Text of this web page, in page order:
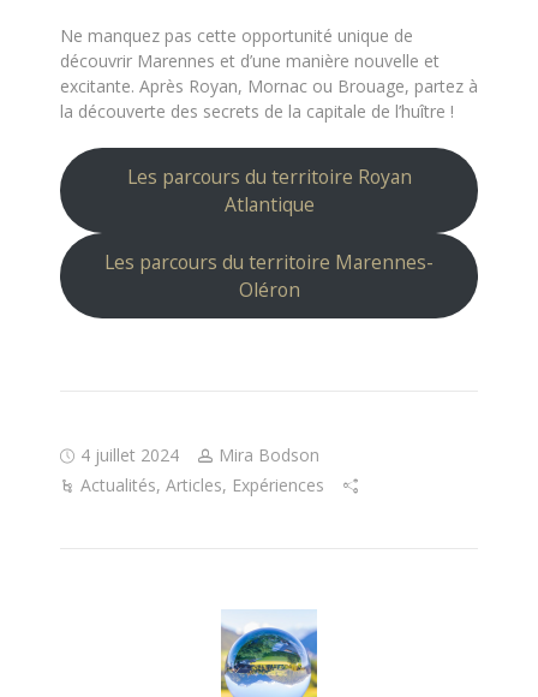
Ne manquez pas cette opportunité unique de
découvrir Marennes et d’une manière nouvelle et
excitante. Après Royan, Mornac ou Brouage, partez à
la découverte des secrets de la capitale de l’huître !
Les parcours du territoire Royan
Atlantique
Les parcours du territoire Marennes-
Oléron
4 juillet 2024
Mira Bodson
Actualités, Articles, Expériences